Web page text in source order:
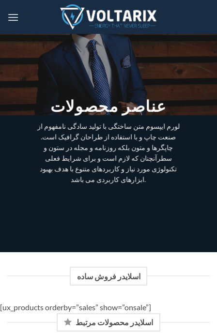
عناصر محصولات
لورم ایپسوم متن ساختگی با تولید سادگی نامفهوم از
صنعت چاپ و با استفاده از طراحان گرافیک است.
چاپگرها و متون بلکه روزنامه و مجله در ستون و
سطرآنچنان که لازم است و برای شرایط فعلی
تکنولوژی مورد نیاز و کاربردهای متنوع با هدف بهبود
ابزارهای کاربردی می باشد.
اسلایدر فروش ساده
[ux_products orderby=”sales” show=”onsale”]
اسلایدر محصولات مرتبط